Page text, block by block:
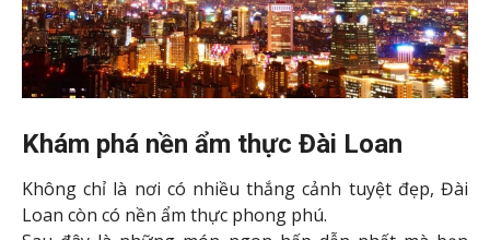
Bánh mì “quan tài”
Món bánh mì có tên gọi độc đáo này có hình dáng tựa
như một chiếc quan tài có nắp đậy, được nướng giòn
và rưới đầy sốt hải sản chỉ nhắc đến cũng khiến du
khách phát thèm.Du khách du lịch Đài Loan đều
không bỏ lỡ cơ hội thưởng thức món ăn này một phần
vì tên gọi gợi sự tò mò của nó.